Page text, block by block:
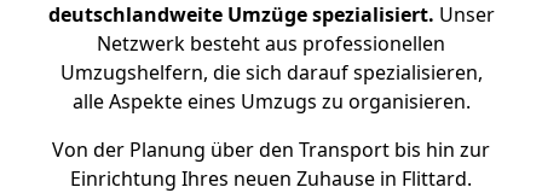
deutschlandweite Umzüge spezialisiert. Unser
Netzwerk besteht aus professionellen
Umzugshelfern, die sich darauf spezialisieren,
alle Aspekte eines Umzugs zu organisieren.
Von der Planung über den Transport bis hin zur
Einrichtung Ihres neuen Zuhause in Flittard.